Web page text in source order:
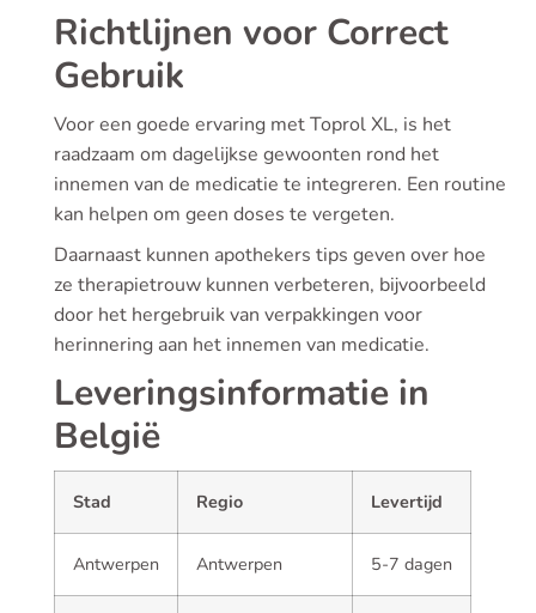
Richtlijnen voor Correct
Gebruik
Voor een goede ervaring met Toprol XL, is het
raadzaam om dagelijkse gewoonten rond het
innemen van de medicatie te integreren. Een routine
kan helpen om geen doses te vergeten.
Daarnaast kunnen apothekers tips geven over hoe
ze therapietrouw kunnen verbeteren, bijvoorbeeld
door het hergebruik van verpakkingen voor
herinnering aan het innemen van medicatie.
Leveringsinformatie in
België
Stad Regio Levertijd
Antwerpen Antwerpen 5-7 dagen